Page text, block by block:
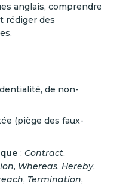
anglais, comprendre
rédiger des
de non-
(piège des faux-
: Contract,
, Whereas, Hereby,
, Termination,